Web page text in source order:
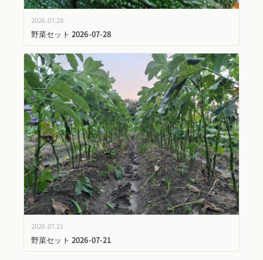
2026.07.28
野菜セット 2026-07-28
2026.07.21
野菜セット 2026-07-21